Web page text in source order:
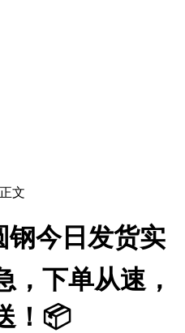
文
钢今日发货实
，下单从速，
！📦